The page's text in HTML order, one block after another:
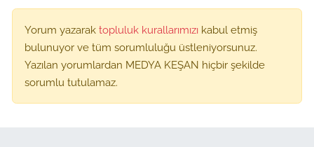
Yorum yazarak topluluk kurallarımızı kabul etmiş
bulunuyor ve tüm sorumluluğu üstleniyorsunuz.
Yazılan yorumlardan MEDYA KEŞAN hiçbir şekilde
sorumlu tutulamaz.